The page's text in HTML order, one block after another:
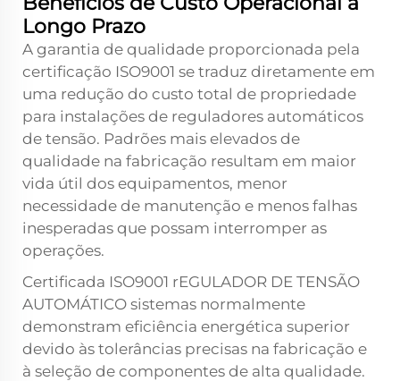
Longo Prazo
A garantia de qualidade proporcionada pela
certificação ISO9001 se traduz diretamente em
uma redução do custo total de propriedade
para instalações de reguladores automáticos
de tensão. Padrões mais elevados de
qualidade na fabricação resultam em maior
vida útil dos equipamentos, menor
necessidade de manutenção e menos falhas
inesperadas que possam interromper as
operações.
Certificada ISO9001 rEGULADOR DE TENSÃO
AUTOMÁTICO sistemas normalmente
demonstram eficiência energética superior
devido às tolerâncias precisas na fabricação e
à seleção de componentes de alta qualidade.